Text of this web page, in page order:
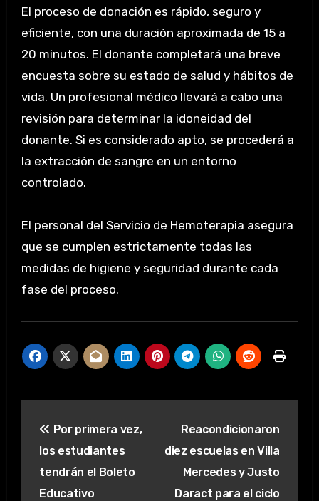
El proceso de donación es rápido, seguro y
eficiente, con una duración aproximada de 15 a
20 minutos. El donante completará una breve
encuesta sobre su estado de salud y hábitos de
vida. Un profesional médico llevará a cabo una
revisión para determinar la idoneidad del
donante. Si es considerado apto, se procederá a
la extracción de sangre en un entorno
controlado.
El personal del Servicio de Hemoterapia asegura
que se cumplen estrictamente todas las
medidas de higiene y seguridad durante cada
fase del proceso.
de
entradas
Por primera vez,
los estudiantes
tendrán el Boleto
Educativo
Reacondicionaron
diez escuelas en Villa
Mercedes y Justo
Daract para el ciclo